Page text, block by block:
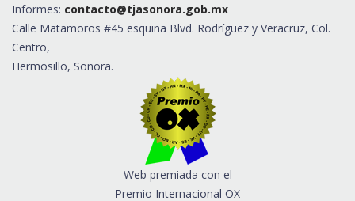
Informes: contacto@tjasonora.gob.mx
Calle Matamoros #45 esquina Blvd. Rodríguez y Veracruz, Col.
Centro,
Hermosillo, Sonora.
Web premiada con el
Premio Internacional OX